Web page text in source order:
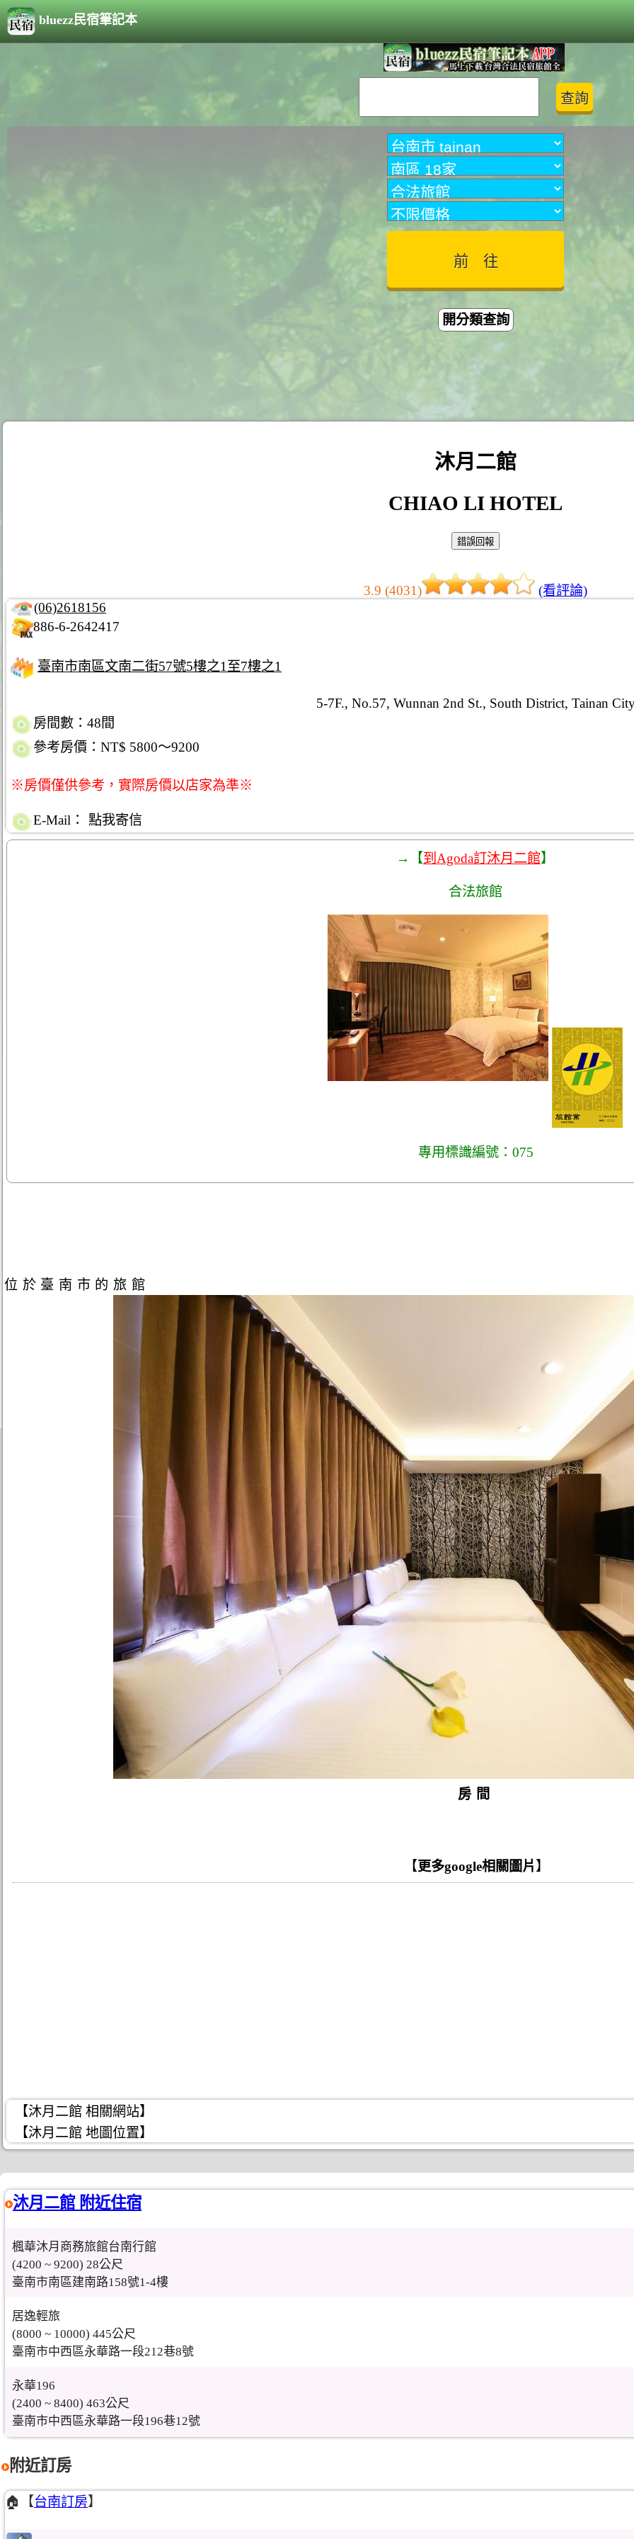
bluezz民宿筆記本
開分類查詢
沐月二館
CHIAO LI HOTEL
3.9 (4031)
(看評論)
(06)2618156
886-6-2642417
臺南市南區文南二街57號5樓之1至7樓之1
5-7F., No.57, Wunnan 2nd St., South District, Tainan
房間數：48間
參考房價：NT$ 5800～9200
※房價僅供參考，實際房價以店家為準※
E-Mail： 點我寄信
→【到Agoda訂沐月二館】
合法旅館
專用標識編號：075
位於臺南市的旅館
房間
【更多google相關圖片 】
【沐月二館 相關網站】
【沐月二館 地圖位置】
沐月二館 附近住宿
楓華沐月商務旅館台南行館
(4200 ~ 9200) 28公尺
臺南市南區建南路158號1-4樓
居逸輕旅
(8000 ~ 10000) 445公尺
臺南市中西區永華路一段212巷8號
永華196
(2400 ~ 8400) 463公尺
臺南市中西區永華路一段196巷12號
附近訂房
🏠【台南訂房】